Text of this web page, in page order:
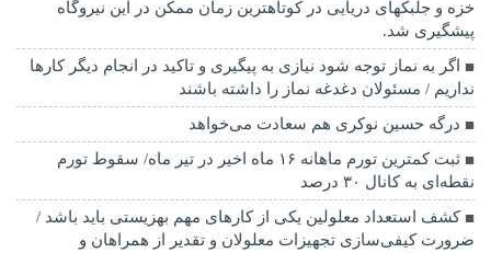
خزه و جلبکهای دریایی در کوتاهترین زمان ممکن در این نیروگاه
پیشگیری شد.
اگر به نماز توجه شود نیازی به پیگیری و تاکید در انجام دیگر کارها
نداریم / مسئولان دغدغه نماز را داشته باشند
درگه حسین نوکری هم سعادت می‌خواهد
ثبت کمترین تورم ماهانه ۱۶ ماه اخیر در تیر ماه/ سقوط تورم
نقطه‌ای به کانال ۳۰ درصد
کشف استعداد معلولین یکی از کارهای مهم بهزیستی باید باشد /
ضرورت کیفی‌سازی تجهیزات معلولان و تقدیر از همراهان و